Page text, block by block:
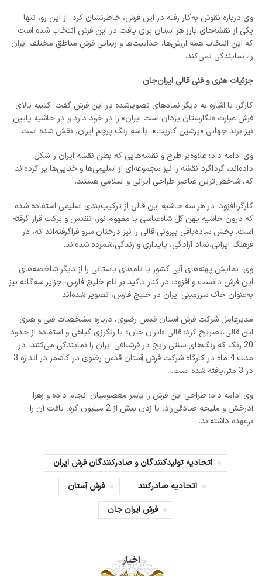
وی درباره نقوش به‌کار رفته در این فرش، خاطرنشان کرد: از این رو، تنها
یکی از نقشه‌های بارز هر استان برای بافت در این فرش انتخاب شده است
که این انتخاب همه ارزش‌ها، جذابیت‌ها و زیبایی فرش مناطق مختلف ایران
را، نمایندگی نمی‌کند.
جزئیات هنری و فنی قالی ایران‌جان
کارگر، با اشاره به دیگر نمادهای تصویرشده در این فرش گفت: کتیبه بالای
فرش عبارت «نگارستان یزدان است ایران» را در خود دارد و در حاشیه پایین
نیز،برند جهانی «پرشین کارپت»، با سه رنگ پرچم ایران، نقش شده است.
وی ادامه داد: علاوه‌بر طرح و نقشه‌هایی که بطن نقشه ایران را شکل
داده‌اند، گرداگرد نقشه را نیز مجموعه‌ای از اسلیمی‌ها و ختایی‌ها پر کرده‌اند
که، شاخص‌ترین عناصر طراحی ایرانی و اسلامی هستند.
کارگر،افزود: در هر سه حاشیه این قالی از ترکیب‌بندی اسلیمی استفاده شده
که درون حاشیه پهن گل شاه‌عباسی با مفهوم نور، تقدس و برکت قرار گرفته
است. بخش ساده‌بافی بیرونی قالی را نیز درختان سرو فراگرفته‌اند که، در
فرهنگ ایرانی،نماد آزادگی، پایداری و زندگی،شمرده شده‌اند.
وی، نمایش پهنه‌های آبی کشور با نام‌های باستانی را از دیگر شاخصه‌های
این فرش دانست و افزود: در کنار تاکید بر نام خلیج فارس، جزایر سه‌گانه نیز
به‌عنوان خاک سرزمینی ایران در خلیج فارس، تصویر شده‌اند.
مدیرعامل شرکت فرش آستان قدس رضوی، درباره مشخصات فنی و هنری
این قالی،تصریح کرد: قالی «ایران جان» با رنگرزی گیاهی و استفاده از حدود
20 رنگ که رنگ‌های سنتی رایج در فرشبافی ایران را نمایندگی می‌کنند، در
مدت 4 ماه در کارگاه شرکت فرش آستان قدس رضوی در کاشمر در اندازه 3
در 3 متر،بافته شده است.
وی ادامه داد: طراحی این فرش را یاسر معصومیان انجام داده و زهرا
آذرخش و ملیحه صادقی‌راد، با زدن بیش از 2 میلیون گره، بافت آن را
برعهده داشته‌اند.
اتحادیه تولیدکنندگان و صادرکنندگان فرش ایران
اتحادیه صادرکنند
فرش آستان
فرش ایران جان
اخبار